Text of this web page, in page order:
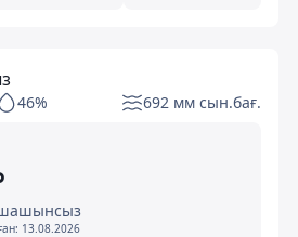
46% 692 мм сын.бағ.
13.08.2026